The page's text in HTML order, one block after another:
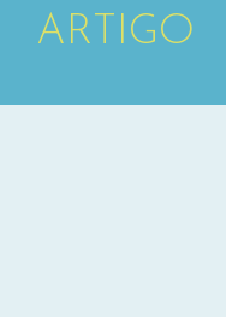
ARTIGO